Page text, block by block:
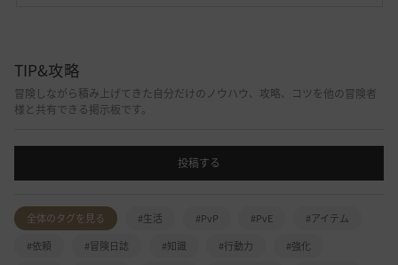
TIP&攻略
冒険しながら積み上げてきた自分だけのノウハウ、攻略、コツを他の冒険者
様と共有できる掲示板です。
投稿する
全体のタグを見る #生活 #PvP #PvE
#アイテム
#依頼
#冒険日誌 #知識 #行動力
#強化